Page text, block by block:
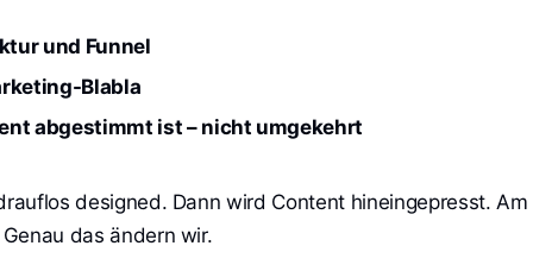
und Funnel
Blabla
abgestimmt ist – nicht umgekehrt
designed. Dann wird Content hineingepresst. Am
das ändern wir.